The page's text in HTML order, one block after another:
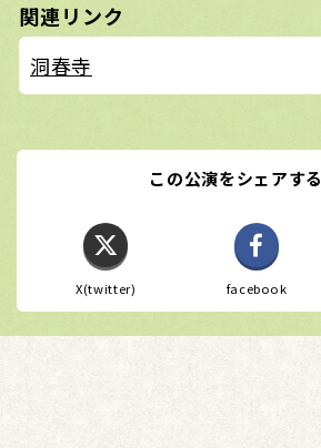
関連リンク
洞春寺
この公演をシェアする
X(twitter) facebook